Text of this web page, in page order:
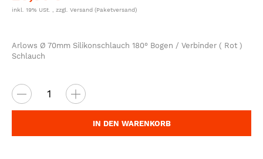
inkl. 19% USt. , zzgl. Versand (Paketversand)
Arlows Ø 70mm Silikonschlauch 180° Bogen / Verbinder ( Rot )
Schlauch
IN DEN WARENKORB